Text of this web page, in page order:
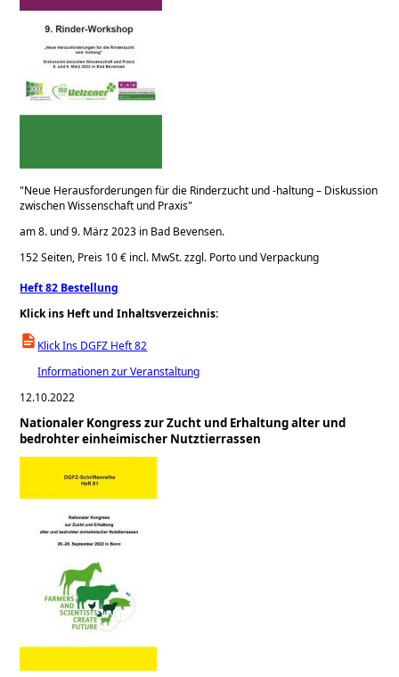
Neue Herausforderungen für die Rinderzucht und -haltung – Diskussion
zwischen Wissenschaft und Praxis
am 8. und 9. März 2023 in Bad Bevensen.
152 Seiten, Preis 10 € incl. MwSt. zzgl. Porto und Verpackung
Heft 82 Bestellung
Klick ins Heft und Inhaltsverzeichnis:
Klick Ins DGFZ Heft 82
Informationen zur Veranstaltung
12.10.2022
Nationaler Kongress zur Zucht und Erhaltung alter und
bedrohter einheimischer Nutztierrassen